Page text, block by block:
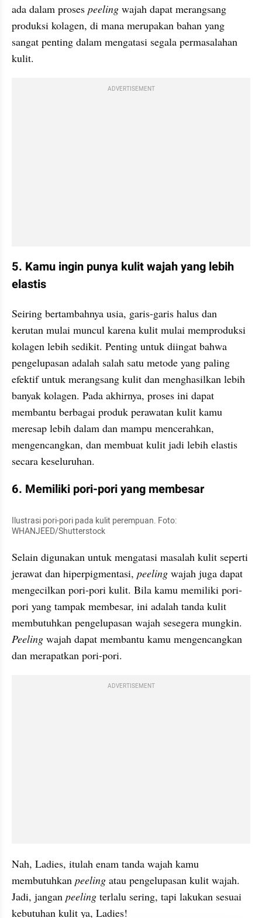
ada dalam proses peeling wajah dapat merangsang
produksi kolagen, di mana merupakan bahan yang
sangat penting dalam mengatasi segala permasalahan
kulit.
ADVERTISEMENT
5. Kamu ingin punya kulit wajah yang lebih
elastis
Seiring bertambahnya usia, garis-garis halus dan
kerutan mulai muncul karena kulit mulai memproduksi
kolagen lebih sedikit. Penting untuk diingat bahwa
pengelupasan adalah salah satu metode yang paling
efektif untuk merangsang kulit dan menghasilkan lebih
banyak kolagen. Pada akhirnya, proses ini dapat
membantu berbagai produk perawatan kulit kamu
meresap lebih dalam dan mampu mencerahkan,
mengencangkan, dan membuat kulit jadi lebih elastis
secara keseluruhan.
6. Memiliki pori-pori yang membesar
Ilustrasi pori-pori pada kulit perempuan. Foto:
WHANJEED/Shutterstock
Selain digunakan untuk mengatasi masalah kulit seperti
jerawat dan hiperpigmentasi, peeling wajah juga dapat
mengecilkan pori-pori kulit. Bila kamu memiliki pori-
pori yang tampak membesar, ini adalah tanda kulit
Peeling wajah dapat membantu kamu mengencangkan
dan merapatkan pori-pori.
ADVERTISEMENT
Nah, Ladies, itulah enam tanda wajah kamu
membutuhkan peeling atau pengelupasan kulit wajah.
Jadi, jangan peeling terlalu sering, tapi lakukan sesuai
kebutuhan kulit ya, Ladies!